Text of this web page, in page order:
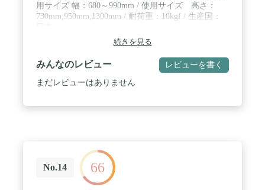
用サイズ 幅：680～990mm / 使用サイズ 高さ：
730mm,950mm,1300mm / 耐荷重：10kgf / 生産国：
続きを見る
みんなのレビュー レビューを書く
まだレビューはありません
No.14 66